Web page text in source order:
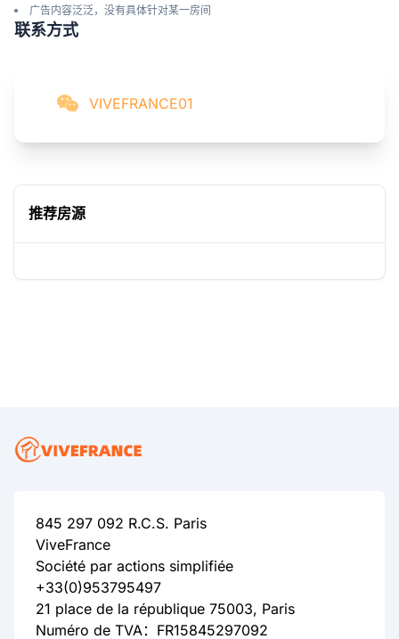
广告内容泛泛，没有具体针对某一房间
联系方式
VIVEFRANCE01
推荐房源
845 297 092 R.C.S. Paris
ViveFrance
Société par actions simplifiée
+33(0)953795497
21 place de la république 75003, Paris
Numéro de TVA：FR15845297092